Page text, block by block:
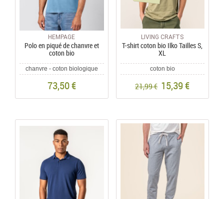
HEMPAGE
Polo en piqué de chanvre et
coton bio
chanvre - coton biologique
73,50 €
LIVING CRAFTS
T-shirt coton bio Ilko Tailles S,
XL
coton bio
21,99 € 15,39 €